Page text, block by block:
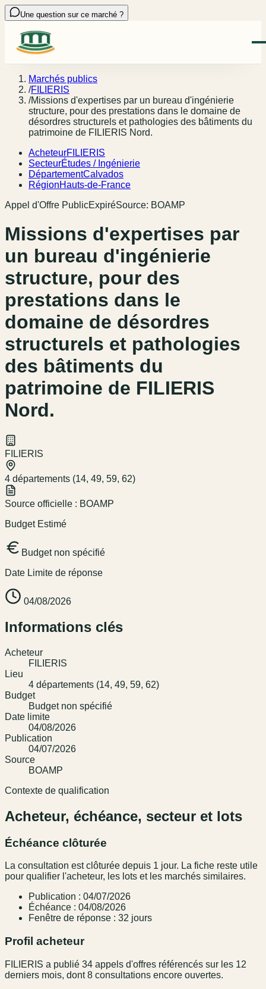
Une question sur ce marché ?
Marchés publics
/FILIERIS
/Missions d'expertises par un bureau d'ingénierie
structure, pour des prestations dans le domaine de
désordres structurels et pathologies des bâtiments du
patrimoine de FILIERIS Nord.
AcheteurFILIERIS
SecteurÉtudes / Ingénierie
DépartementCalvados
RégionHauts-de-France
Appel d'Offre PublicExpiréSource: BOAMP
Missions d'expertises par
un bureau d'ingénierie
structure, pour des
prestations dans le
domaine de désordres
structurels et pathologies
des bâtiments du
patrimoine de FILIERIS
Nord.
FILIERIS
4 départements (14, 49, 59, 62)
Source officielle : BOAMP
Budget Estimé
Budget non spécifié
Date Limite de réponse
04/08/2026
Informations clés
Acheteur
FILIERIS
Lieu
4 départements (14, 49, 59, 62)
Budget
Budget non spécifié
Date limite
04/08/2026
Publication
04/07/2026
Source
BOAMP
Contexte de qualification
Acheteur, échéance, secteur et lots
Échéance clôturée
La consultation est clôturée depuis 1 jour. La fiche reste utile
pour qualifier l'acheteur, les lots et les marchés similaires.
Publication : 04/07/2026
Échéance : 04/08/2026
Fenêtre de réponse : 32 jours
Profil acheteur
FILIERIS a publié 34 appels d'offres référencés sur les 12
derniers mois, dont 8 consultations encore ouvertes.